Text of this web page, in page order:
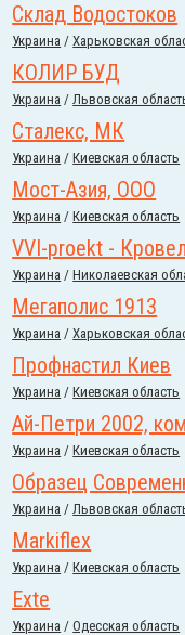
Склад Водостоков
Украина /Харьковская
КОЛИР БУД
Украина /Львовская
Сталекс, МК
Украина /Киевская область
Мост-Азия, ООО
Украина /Киевская область
VVI-proekt -
Украина /Николаевская
Мегаполис 1913
Украина /Харьковская
Профнастил Киев
Украина /Киевская область
Ай-Петри 2002,
Украина /Киевская область
Образец
Украина /Львовская
Markiflex
Украина /Киевская область
Exte
Украина /Одесская область